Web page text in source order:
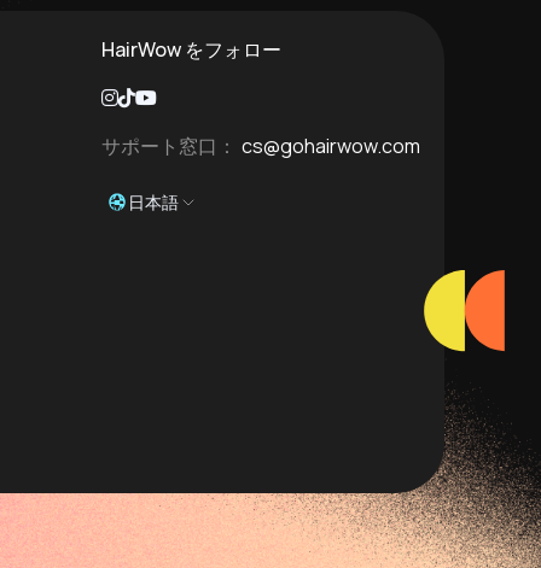
HairWow をフォロー
サポート窓口： cs@gohairwow.com
日本語